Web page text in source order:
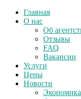
Главная
О нас
Об
Отзывы
FAQ
Вакансии
Услуги
Цены
Новости
Экономика